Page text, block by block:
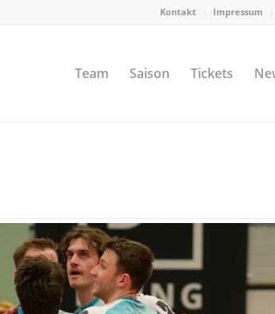
Kontakt Impressum
Team Saison Tickets